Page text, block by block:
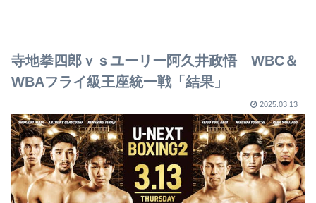
寺地拳四郎ｖｓユーリー阿久井政悟 WBC＆
WBAフライ級王座統一戦「結果」
2025.03.13